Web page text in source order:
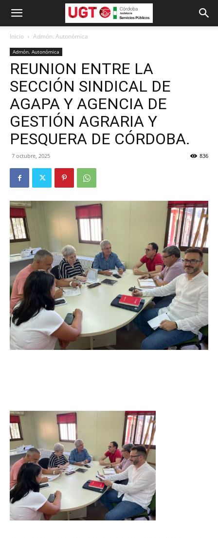
Inicio Admón. Autonómica
Admón. Autonómica
REUNION ENTRE LA
SECCIÓN SINDICAL DE
AGAPA Y AGENCIA DE
GESTIÓN AGRARIA Y
PESQUERA DE CÓRDOBA.
7 octubre, 2025 836